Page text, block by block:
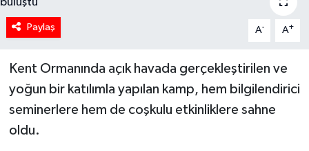
Paylaş A- A+
Kent Ormanında açık havada gerçekleştirilen ve
yoğun bir katılımla yapılan kamp, hem bilgilendirici
seminerlere hem de coşkulu etkinliklere sahne
oldu.